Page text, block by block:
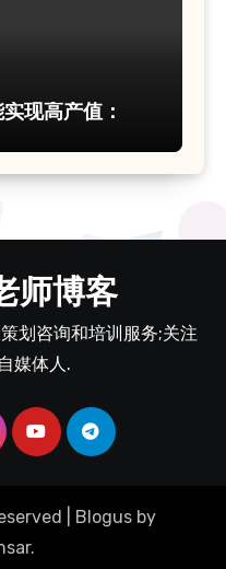
现高产值：
师博客
划咨询和培训服务;关注
媒体人.
Blogus by
.